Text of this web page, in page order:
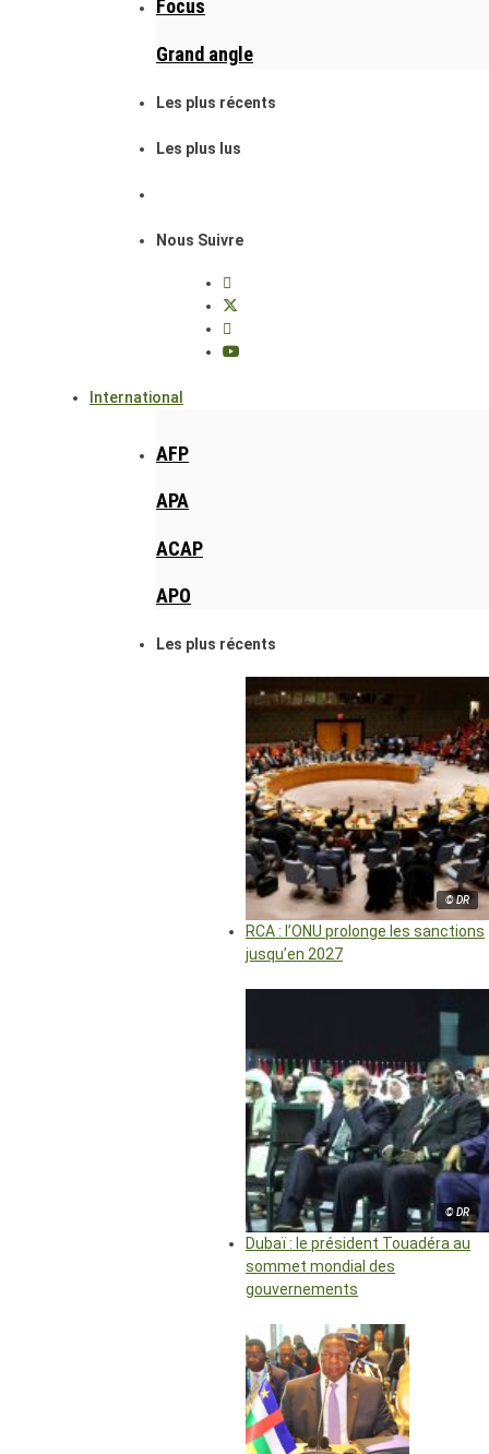
Focus
Grand angle
Les plus récents
Les plus lus
Nous Suivre
International
AFP
APA
ACAP
APO
Les plus récents
© DR
RCA : l’ONU prolonge les sanctions
jusqu’en 2027
© DR
Dubaï : le président Touadéra au
sommet mondial des
gouvernements